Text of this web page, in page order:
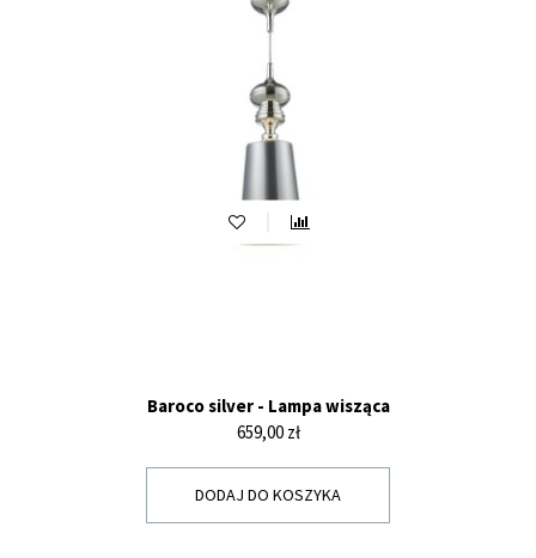
Baroco silver - Lampa wisząca
Cena
659,00 zł
DODAJ DO KOSZYKA